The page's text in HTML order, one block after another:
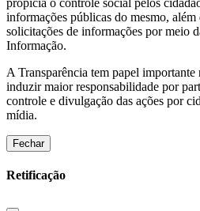
informações públicas do mesmo, além
solicitações de informações por meio
Informação.
A Transparência tem papel
induzir maior responsabilidade por
controle e divulgação das ações por
mídia.
Fechar
Retificação